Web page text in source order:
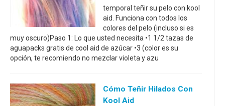
temporal teñir su pelo con kool
aid. Funciona con todos los
colores del pelo (incluso si es
muy oscuro)Paso 1: Lo que usted necesita •1 1/2 tazas de
aguapacks gratis de cool aid de azúcar •3 (color es su
opción, te recomiendo no mezclar violeta y azu
Cómo Teñir Hilados Con
Kool Aid